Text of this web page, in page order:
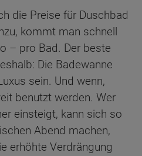
die Preise für Duschbad
kommt man schnell
– pro Bad. Der beste
Die Badewanne
sein. Und wenn,
benutzt werden. Wer
einsteigt, kann sich so
Abend machen,
erhöhte Verdrängung